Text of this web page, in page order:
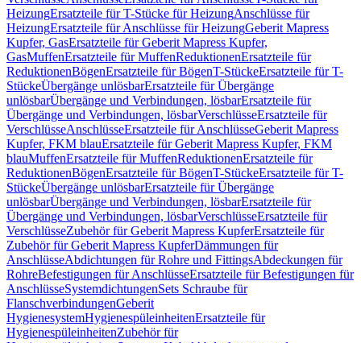
HeizungErsatzteile für T-Stücke für HeizungAnschlüsse für
HeizungErsatzteile für Anschlüsse für HeizungGeberit Mapress
Kupfer, GasErsatzteile für Geberit Mapress Kupfer,
GasMuffenErsatzteile für MuffenReduktionenErsatzteile für
ReduktionenBögenErsatzteile für BögenT-StückeErsatzteile für T-
StückeÜbergänge unlösbarErsatzteile für Übergänge
unlösbarÜbergänge und Verbindungen, lösbarErsatzteile für
Übergänge und Verbindungen, lösbarVerschlüsseErsatzteile für
VerschlüsseAnschlüsseErsatzteile für AnschlüsseGeberit Mapress
Kupfer, FKM blauErsatzteile für Geberit Mapress Kupfer, FKM
blauMuffenErsatzteile für MuffenReduktionenErsatzteile für
ReduktionenBögenErsatzteile für BögenT-StückeErsatzteile für T-
StückeÜbergänge unlösbarErsatzteile für Übergänge
unlösbarÜbergänge und Verbindungen, lösbarErsatzteile für
Übergänge und Verbindungen, lösbarVerschlüsseErsatzteile für
VerschlüsseZubehör für Geberit Mapress KupferErsatzteile für
Zubehör für Geberit Mapress KupferDämmungen für
AnschlüsseAbdichtungen für Rohre und FittingsAbdeckungen für
RohreBefestigungen für AnschlüsseErsatzteile für Befestigungen für
AnschlüsseSystemdichtungenSets Schraube für
FlanschverbindungenGeberit
HygienesystemHygienespüleinheitenErsatzteile für
HygienespüleinheitenZubehör für